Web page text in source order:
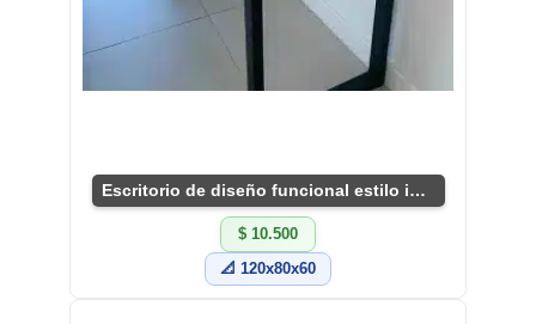
Escritorio de diseño funcional estilo industrial
$ 10.500
📐 120x80x60